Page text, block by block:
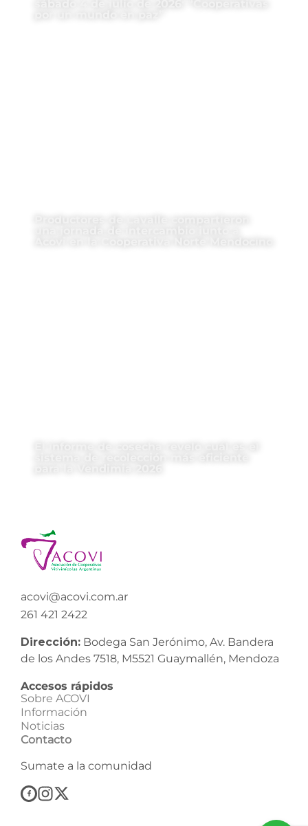
acovi@acovi.com.ar
261 421 2422
Dirección: Bodega San Jerónimo, Av. Bandera
de los Andes 7518, M5521 Guaymallén, Mendoza
Accesos rápidos
Sobre ACOVI
Información
Noticias
Contacto
Sumate a la comunidad